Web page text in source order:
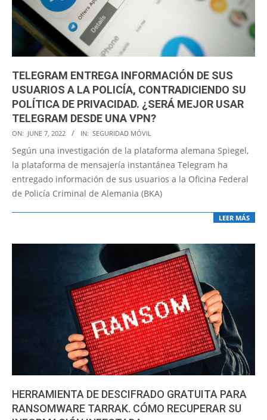
TELEGRAM ENTREGA INFORMACIÓN DE SUS
USUARIOS A LA POLICÍA, CONTRADICIENDO SU
POLÍTICA DE PRIVACIDAD. ¿SERÁ MEJOR USAR
TELEGRAM DESDE UNA VPN?
2022-
06-
07
ON: JUNE 7, 2022 IN: SEGURIDAD MÓVIL
Según una investigación de la plataforma alemana Spiegel,
la plataforma de mensajería instantánea Telegram ha
entregado información de sus usuarios a la Oficina Federal
de Policía Criminal de Alemania (BKA)
LEER MÁS
HERRAMIENTA DE DESCIFRADO GRATUITA PARA
RANSOMWARE TARRAK. CÓMO RECUPERAR SU